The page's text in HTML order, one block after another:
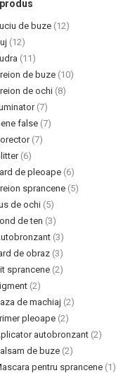
de buze (12)
(12)
(11)
de buze (10)
de ochi (8)
(7)
false (7)
(7)
(6)
de pleoape (6)
sprancene (5)
de ochi (5)
de ten (3)
(3)
de obraz (3)
sprancene (2)
(2)
de machiaj (2)
pleoape (2)
autobronzant (2)
de buze (2)
pentru sprancene (1)